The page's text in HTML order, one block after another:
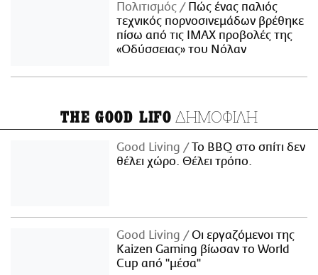
Πολιτισμός
Πώς ένας παλιός
τεχνικός πορνοσινεμάδων βρέθηκε
πίσω από τις IMAX προβολές της
«Οδύσσειας» του Νόλαν
THE GOOD LIFO ΔΗΜΟΦΙΛΗ
Good Living
Το BBQ στο σπίτι δεν
θέλει χώρο. Θέλει τρόπο.
Good Living
Οι εργαζόμενοι της
Kaizen Gaming βίωσαν το World
Cup από "μέσα"